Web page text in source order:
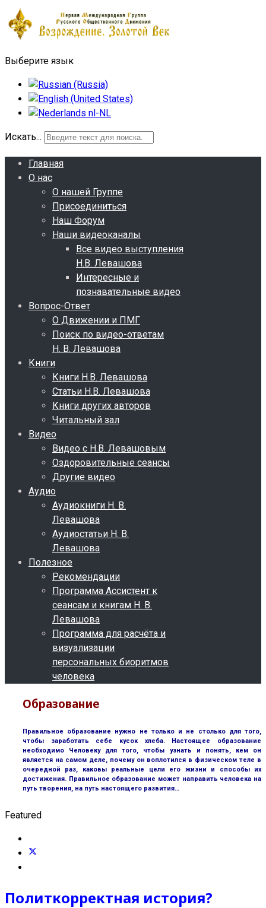
Выберите язык
Искать...
Главная
О нас
О нашей Группе
Присоединиться
Наш Форум
Наши видеоканалы
Все видео выступления
Н.В. Левашова
Интересные и
познавательные видео
Вопрос-Ответ
О Движении и ПМГ
Поиск по видео-ответам
Н. В. Левашова
Книги
Книги Н.В. Левашова
Статьи Н.В. Левашова
Книги других авторов
Читальный зал
Видео
Видео с Н.В. Левашовым
Оздоровительные сеансы
Другие видео
Аудио
Аудиокниги Н. В.
Левашова
Аудиостатьи Н. В.
Левашова
Полезное
Рекомендации
Программа Ассистент к
сеансам и книгам Н. В.
Левашова
Программа для расчёта и
визуализации
персональных биоритмов
человека
Образование
Правильное образование нужно не только и не столько для того,
чтобы заработать себе кусок хлеба. Настоящее образование
необходимо Человеку для того, чтобы узнать и понять, кем он
является на самом деле, почему он воплотился в физическом теле в
очередной раз, каковы реальные цели его жизни и способы их
достижения. Правильное образование может направить человека на
путь творения, на путь настоящего развития…
Featured
Политкорректная история?